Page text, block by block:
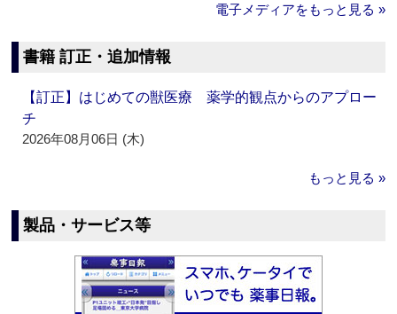
電子メディアをもっと見る »
書籍 訂正・追加情報
【訂正】はじめての獣医療 薬学的観点からのアプロー
チ
2026年08月06日 (木)
もっと見る »
製品・サービス等